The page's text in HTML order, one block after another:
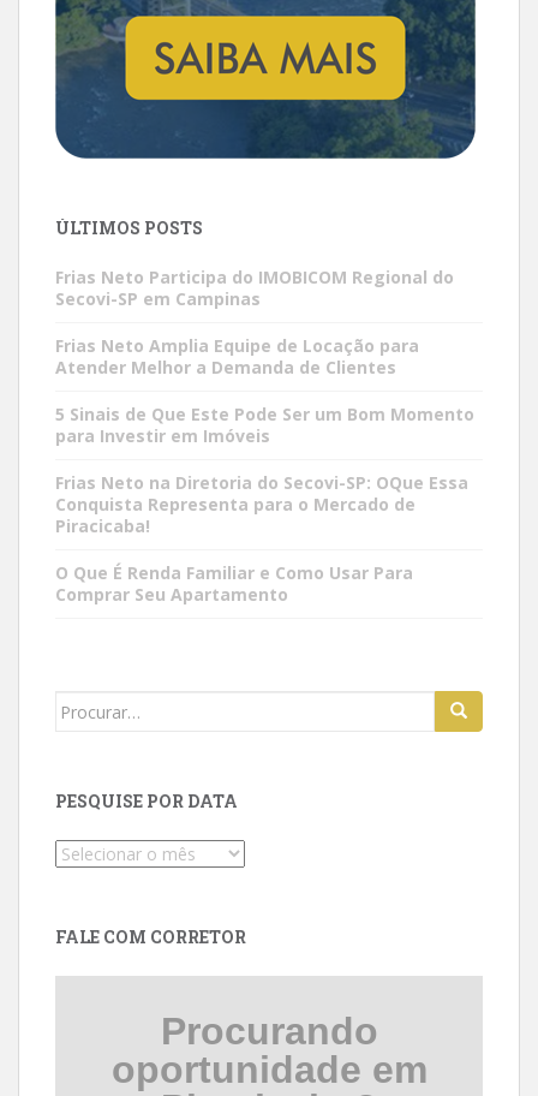
ÚLTIMOS POSTS
Frias Neto Participa do IMOBICOM Regional do
Secovi-SP em Campinas
Frias Neto Amplia Equipe de Locação para
Atender Melhor a Demanda de Clientes
5 Sinais de Que Este Pode Ser um Bom Momento
para Investir em Imóveis
Frias Neto na Diretoria do Secovi-SP: OQue Essa
Conquista Representa para o Mercado de
Piracicaba!
O Que É Renda Familiar e Como Usar Para
Comprar Seu Apartamento
Search
PESQUISE POR DATA
Pesquise
FALE COM CORRETOR
Procurando
oportunidade em